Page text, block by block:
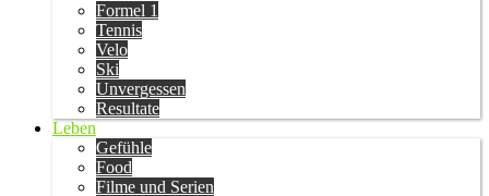
Formel 1
Tennis
Velo
Ski
Unvergessen
Resultate
Leben
Gefühle
Food
Filme und Serien